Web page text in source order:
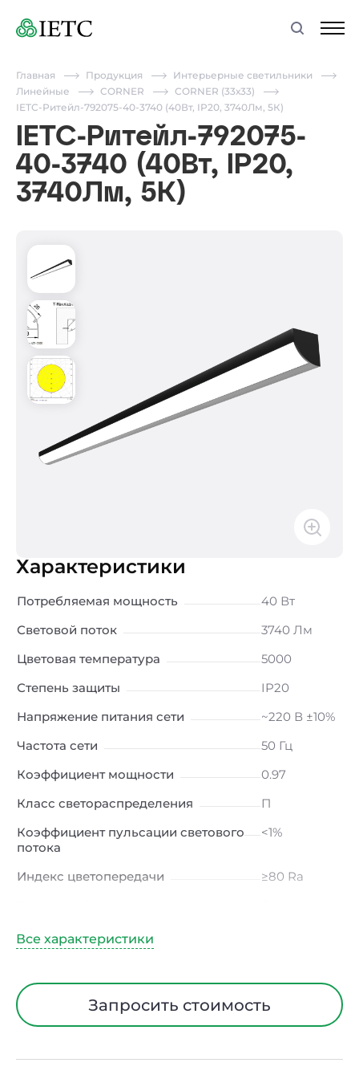
Главная Продукция
Интерьерные светильники
Линейные
CORNER
CORNER (33х33)
IETC-Ритейл-792075-40-3740 (40Вт, IP20, 3740Лм, 5К)
IETC-Ритейл-792075-
40-3740 (40Вт, IP20,
3740Лм, 5К)
Характеристики
Потребляемая мощность
40 Вт
Световой поток
3740 Лм
Цветовая температура
5000
Степень защиты
IP20
Напряжение питания сети
~220 В ±10%
Частота сети
50 Гц
Коэффициент мощности
0.97
Класс светораспределения
П
Коэффициент пульсации светового
потока
<1%
Индекс цветопередачи
≥80 Ra
Угол рассеивания
Диапазон рабочих температур
от -10 до +50
℃
Запросить стоимость